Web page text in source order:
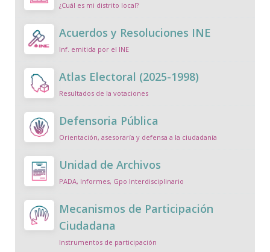
¿Cuál es mi distrito local?
Acuerdos y Resoluciones INE
Inf. emitida por el INE
Atlas Electoral (2025-1998)
Resultados de la votaciones
Defensoria Pública
Orientación, asesoraría y defensa a la ciudadanía
Unidad de Archivos
PADA, Informes, Gpo Interdisciplinario
Mecanismos de Participación
Ciudadana
Instrumentos de participación